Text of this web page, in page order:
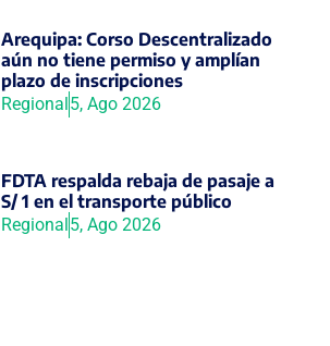
Arequipa: Corso Descentralizado
aún no tiene permiso y amplían
plazo de inscripciones
Regional5, Ago 2026
FDTA respalda rebaja de pasaje a
S/ 1 en el transporte público
Regional5, Ago 2026